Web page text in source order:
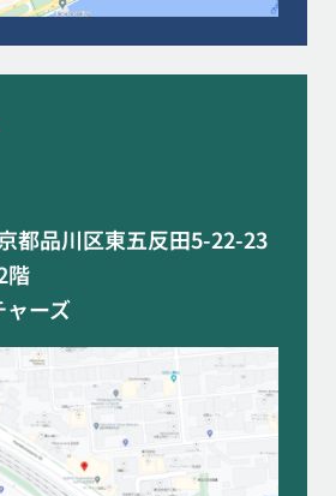
都品川区東五反田5-22-23
ーズ